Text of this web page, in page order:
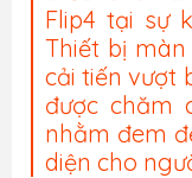
Flip4 tại sự
Thiết bị
cải tiến vượt
được chăm
nhằm đem
diện cho